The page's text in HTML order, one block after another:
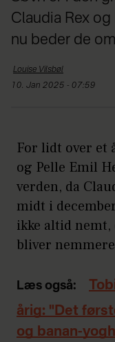
Claudia Rex
nu beder de
Louise Vilsbøl
10. Jan 2025 - 07:59
For lidt over et
og Pelle Emil
verden, da
midt i
ikke altid
bliver
Læs også:
årig: "Det
og banan-